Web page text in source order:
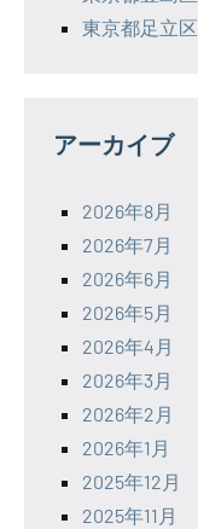
東京都足立区
アーカイブ
2026年8月
2026年7月
2026年6月
2026年5月
2026年4月
2026年3月
2026年2月
2026年1月
2025年12月
2025年11月